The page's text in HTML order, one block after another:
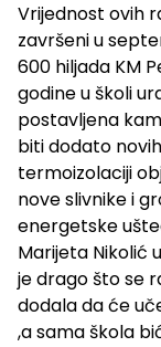
Vrijednost ovih
završeni u
600 hiljada KM
godine u školi
postavljena
biti dodato
termoizolaciji
nove slivnike i
energetske
Marijeta Nikolić
je drago što se
dodala da će
,a sama škola